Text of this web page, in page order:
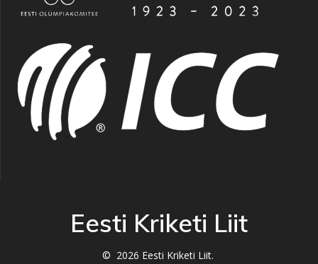
Eesti Kriketi Liit
© 2026 Eesti Kriketi Liit.